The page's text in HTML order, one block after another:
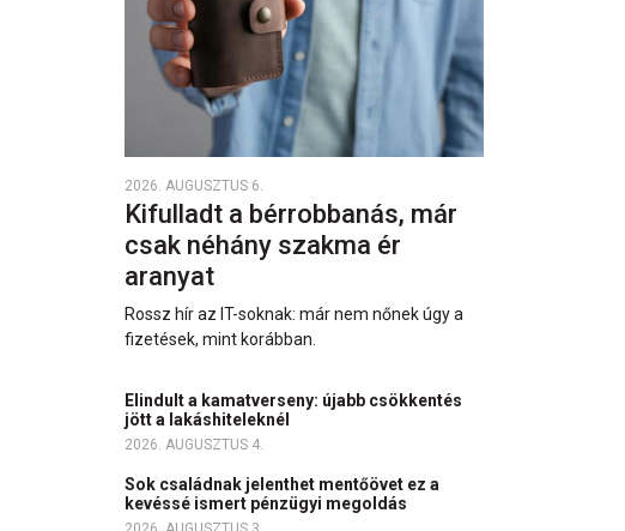
2026. AUGUSZTUS 6.
Kifulladt a bérrobbanás, már
csak néhány szakma ér
aranyat
Rossz hír az IT-soknak: már nem nőnek úgy a
fizetések, mint korábban.
Elindult a kamatverseny: újabb csökkentés
jött a lakáshiteleknél
2026. AUGUSZTUS 4.
Sok családnak jelenthet mentőövet ez a
kevéssé ismert pénzügyi megoldás